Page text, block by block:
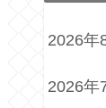
2026年
2026年